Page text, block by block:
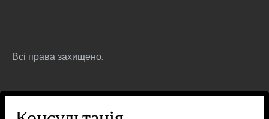
Всі права захищено.